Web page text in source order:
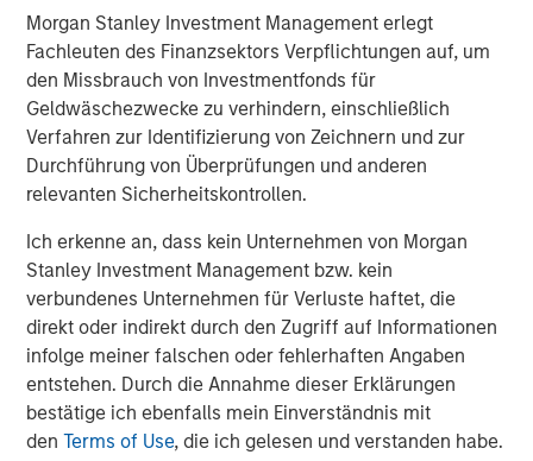
Morgan Stanley Investment Management erlegt
Fachleuten des Finanzsektors Verpflichtungen auf, um
den Missbrauch von Investmentfonds für
Geldwäschezwecke zu verhindern, einschließlich
Verfahren zur Identifizierung von Zeichnern und zur
Durchführung von Überprüfungen und anderen
relevanten Sicherheitskontrollen.
Ich erkenne an, dass kein Unternehmen von Morgan
Stanley Investment Management bzw. kein
verbundenes Unternehmen für Verluste haftet, die
direkt oder indirekt durch den Zugriff auf Informationen
infolge meiner falschen oder fehlerhaften Angaben
entstehen. Durch die Annahme dieser Erklärungen
bestätige ich ebenfalls mein Einverständnis mit
denTerms of Use, die ich gelesen und verstanden habe.
and operating experience to this strategy, and we're
delighted to be their partners in this very exciting
business.”
About Presidio Petroleum
a leading oil and gas efficiency company with assets
located in the western Anadarko Basin of Texas and
Oklahoma. For further information about Presidio
Petroleum, please visitwww.presidiopetroleum.com.
About Morgan Stanley Energy Partners